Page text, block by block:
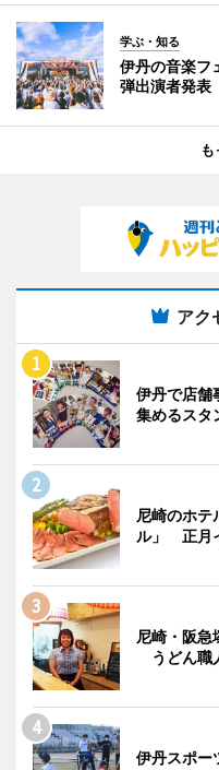
学ぶ・知る
伊丹の音楽フ
弾出演者発表
も
アク
伊丹で店舗
集めるス
尼崎のホテ
ル」 正月
尼崎・阪急
うどん職
伊丹スポー